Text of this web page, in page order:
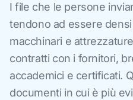
I file che le persone
tendono ad essere
macchinari e
contratti con i fornitori,
accademici e certificati.
documenti in cui è più